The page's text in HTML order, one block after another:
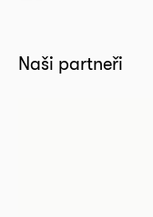
Naši partneři